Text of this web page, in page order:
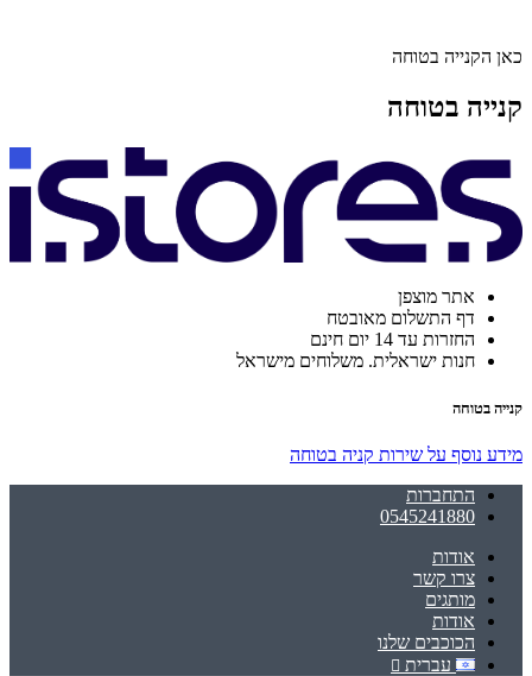
כאן הקנייה בטוחה
קנייה בטוחה
אתר מוצפן
דף התשלום מאובטח
החזרות עד 14 יום חינם
חנות ישראלית. משלוחים מישראל
קנייה בטוחה
מידע נוסף על שירות קניה בטוחה
התחברות
0545241880
אודות
צרו קשר
מותגים
אודות
הכוכבים שלנו
עברית